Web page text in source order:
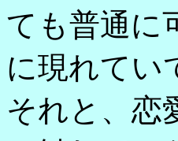
ても普通に
に現れてい
それと、恋